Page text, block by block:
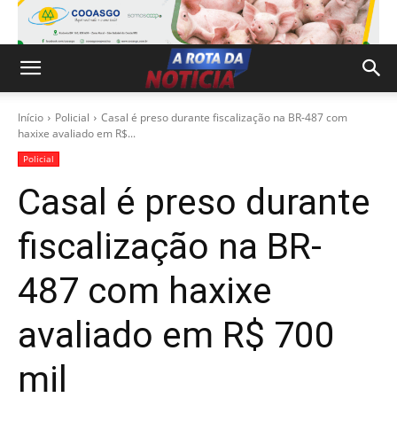
Início Policial
Casal é preso durante fiscalização na BR-487 com
haxixe avaliado em R$...
Policial
Casal é preso durante
fiscalização na BR-
487 com haxixe
avaliado em R$ 700
mil